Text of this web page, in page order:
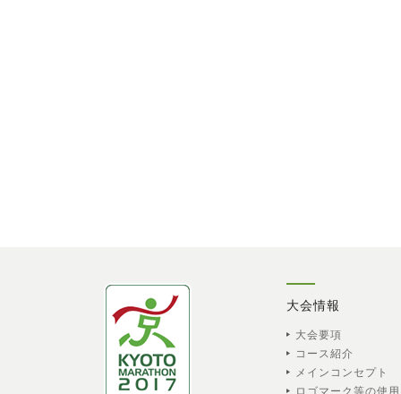
大会情報
大会要項
コース紹介
メインコンセプト